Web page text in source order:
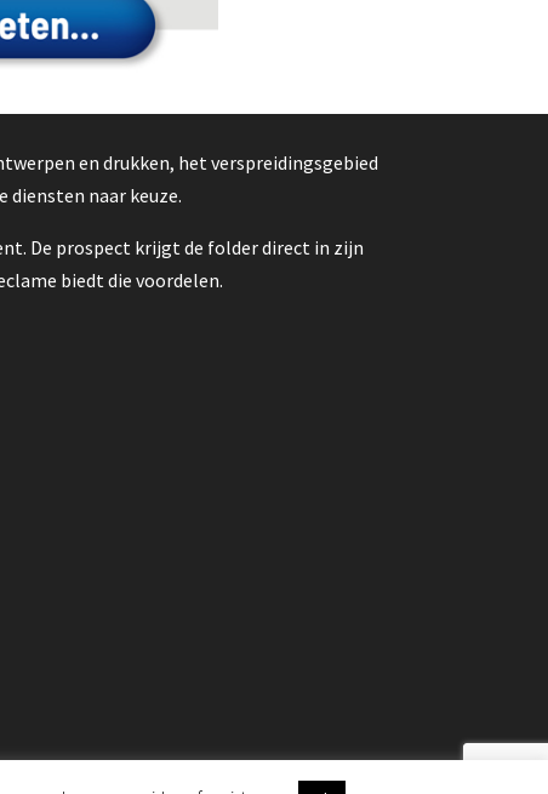
en drukken, het verspreidingsgebied
naar keuze.
De prospect krijgt de folder direct in zijn
biedt die voordelen.